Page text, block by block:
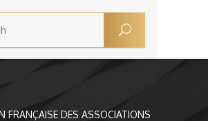
FRANÇAISE DES ASSOCIATIONS